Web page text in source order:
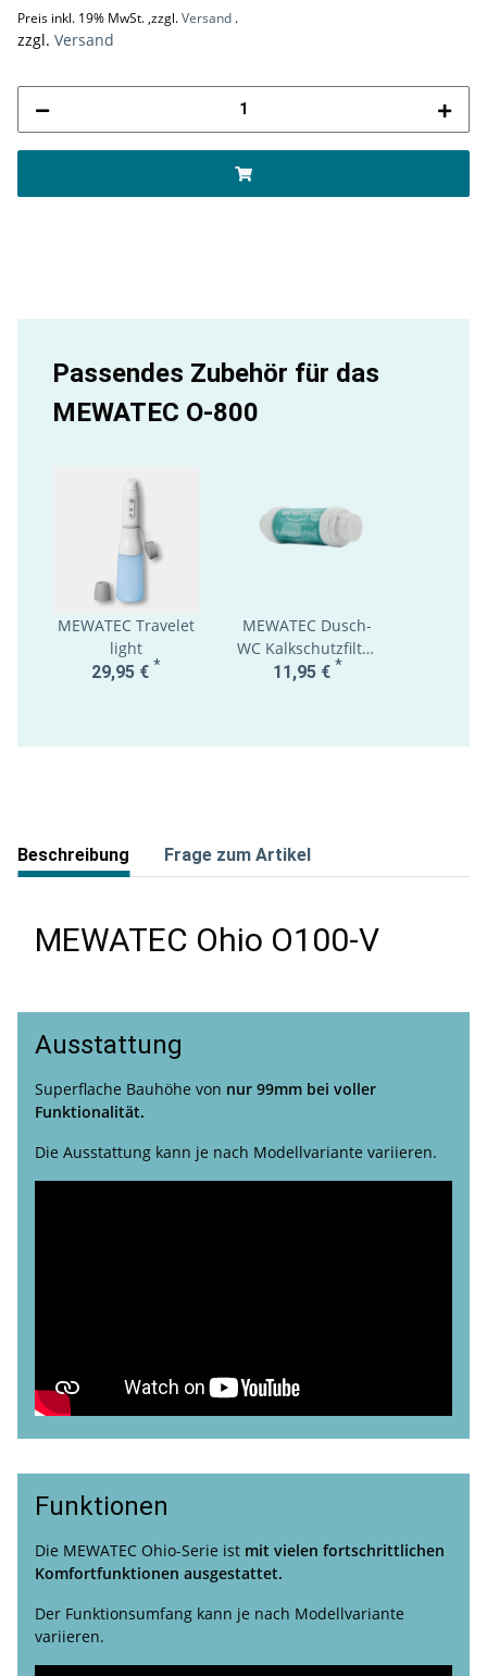
Preis inkl. 19% MwSt. ,zzgl.Versand .
zzgl. Versand
Passendes Zubehör für das
MEWATEC O-800
MEWATEC Travelet
light
29,95 € *
MEWATEC Dusch-
WC Kalkschutzfilter
MF100 - 1 Stück
11,95 € *
Beschreibung Frage zum Artikel
MEWATEC Ohio O100-V
Ausstattung
Superflache Bauhöhe von nur 99mm bei voller
Funktionalität.
Die Ausstattung kann je nach Modellvariante variieren.
Funktionen
Die MEWATEC Ohio-Serie ist mit vielen fortschrittlichen
Komfortfunktionen ausgestattet.
Der Funktionsumfang kann je nach Modellvariante
variieren.